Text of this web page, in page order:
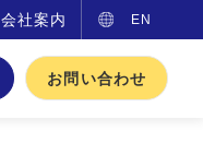
会社案内 EN
お問い合わせ